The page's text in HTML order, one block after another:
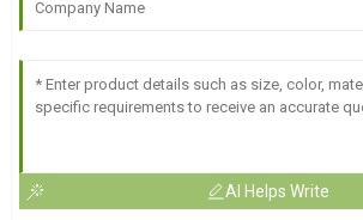
AI Helps Write